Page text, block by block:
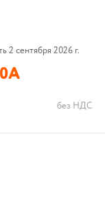
2 сентября 2026 г.
без НДС